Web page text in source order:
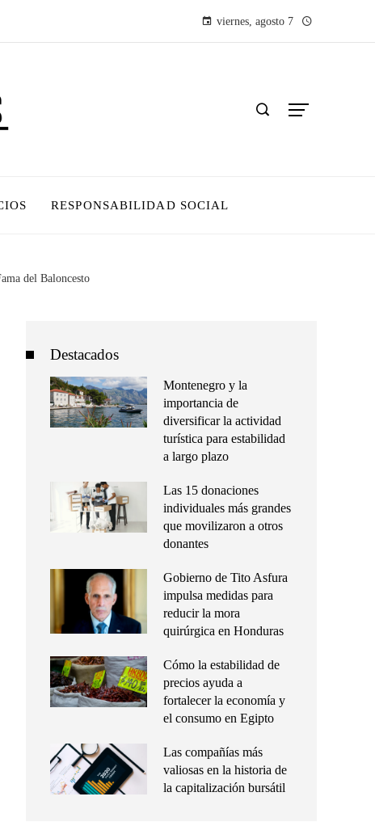
viernes, agosto 7
RESPONSABILIDAD SOCIAL
del Baloncesto
Destacados
Montenegro y la
importancia de
diversificar la actividad
turística para estabilidad
a largo plazo
Las 15 donaciones
individuales más grandes
que movilizaron a otros
donantes
Gobierno de Tito Asfura
impulsa medidas para
reducir la mora
quirúrgica en Honduras
Cómo la estabilidad de
precios ayuda a
fortalecer la economía y
el consumo en Egipto
Las compañías más
valiosas en la historia de
la capitalización bursátil